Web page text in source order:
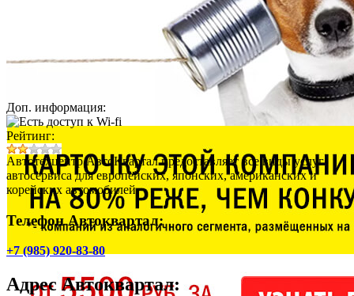
Доп. информация:
Рейтинг:
Автотехцентр АвтоКвартал предоставляет все виды услуг
автосервиса для европейских, японских, американских и
корейских автомобилей.
Телефон Автоквартал:
+7 (985) 920-83-80
Адрес Автоквартал: